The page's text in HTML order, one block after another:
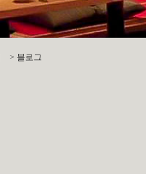
> 블로그